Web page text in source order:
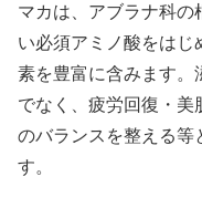
マカは、アブラナ科の
い必須アミノ酸をはじ
素を豊富に含みます。
でなく、疲労回復・美
のバランスを整える等
す。